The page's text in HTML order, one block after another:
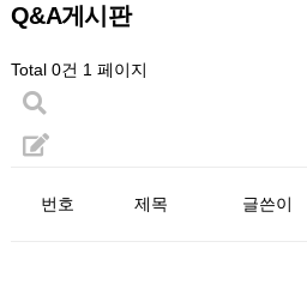
Q&A게시판
Total 0건 1 페이지
번호 제목 글쓴이